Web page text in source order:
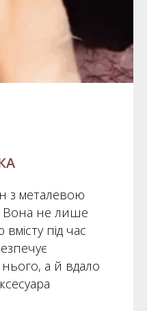
з металевою
Вона не лише
під час
а й вдало